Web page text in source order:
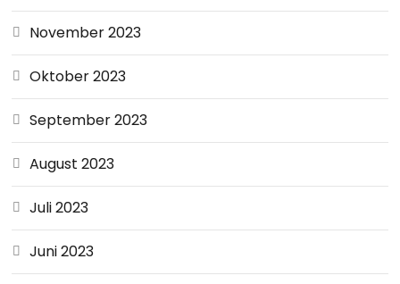
November 2023
Oktober 2023
September 2023
August 2023
Juli 2023
Juni 2023